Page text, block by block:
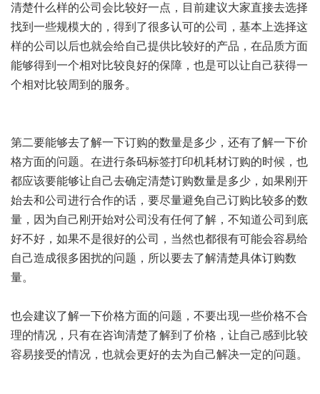
清楚什么样的公司会比较好一点，目前建议大家直接去选择
找到一些规模大的，得到了很多认可的公司，基本上选择这
样的公司以后也就会给自己提供比较好的产品，在品质方面
能够得到一个相对比较良好的保障，也是可以让自己获得一
个相对比较周到的服务。
第二要能够去了解一下订购的数量是多少，还有了解一下价
格方面的问题。在进行条码标签打印机耗材订购的时候，也
都应该要能够让自己去确定清楚订购数量是多少，如果刚开
始去和公司进行合作的话，要尽量避免自己订购比较多的数
量，因为自己刚开始对公司没有任何了解，不知道公司到底
好不好，如果不是很好的公司，当然也都很有可能会容易给
自己造成很多困扰的问题，所以要去了解清楚具体订购数
量。
也会建议了解一下价格方面的问题，不要出现一些价格不合
理的情况，只有在咨询清楚了解到了价格，让自己感到比较
容易接受的情况，也就会更好的去为自己解决一定的问题。